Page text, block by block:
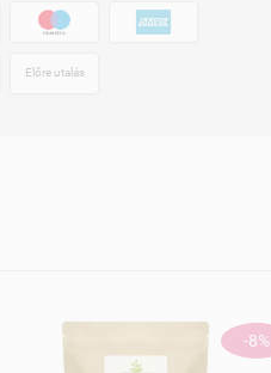
Előre utalás
-8%